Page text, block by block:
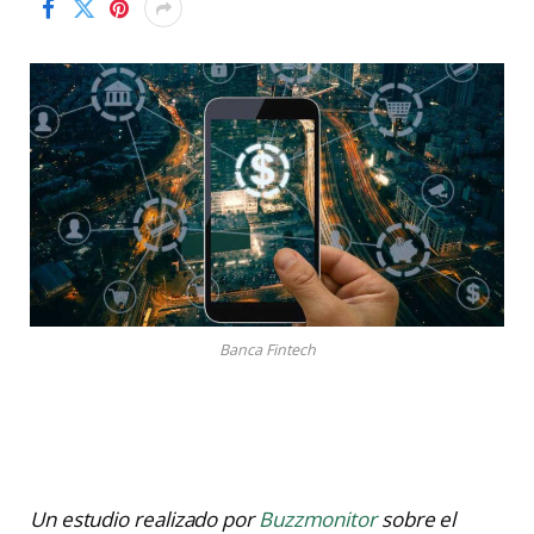
Banca Fintech
Un estudio realizado porBuzzmonitorsobre el